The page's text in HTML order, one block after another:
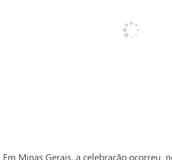
Em Minas Gerais, a celebração ocorreu